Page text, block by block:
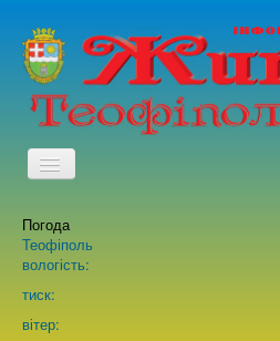
TPL_PROTOSTAR_TOGGLE_MENU
Погода
Теофіполь
вологість:
тиск:
вітер: